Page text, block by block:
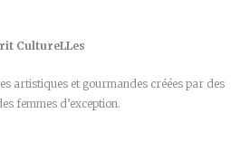
CultureLLes
artistiques et gourmandes créées par des
femmes d’exception.